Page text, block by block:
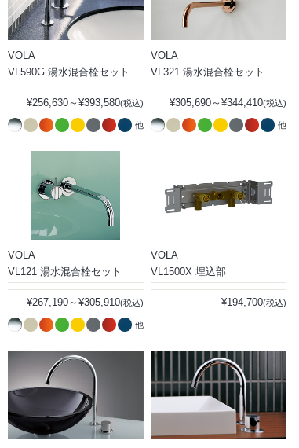
VOLA
VL590G 湯水混合栓セット
¥256,630～¥393,580(税込)
他
VOLA
VL321 湯水混合栓セット
¥305,690～¥344,410(税込)
他
VOLA
VL121 湯水混合栓セット
¥267,190～¥305,910(税込)
他
VOLA
VL1500X 埋込部
¥194,700(税込)